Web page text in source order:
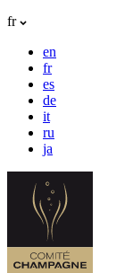
fr
en
fr
es
de
it
ru
ja